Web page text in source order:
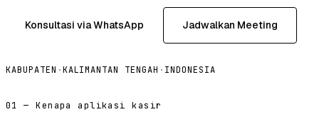
Konsultasi via WhatsApp Jadwalkan Meeting
KABUPATEN ·KALIMANTAN TENGAH · INDONESIA
01 — Kenapa aplikasi kasir